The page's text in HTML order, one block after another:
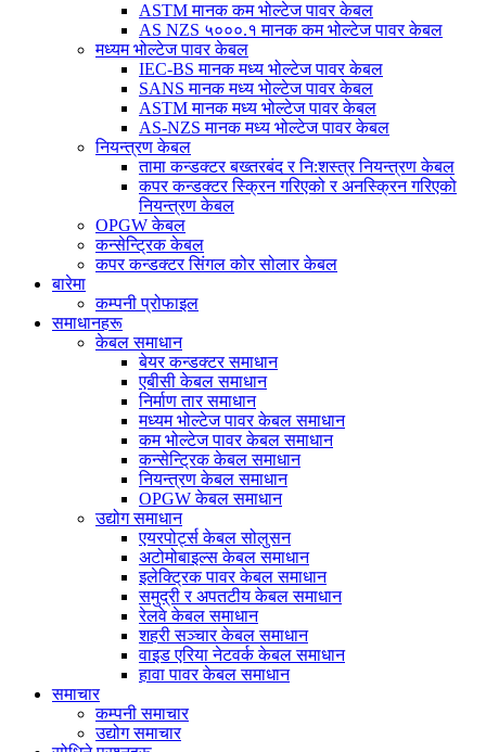
ASTM मानक कम भोल्टेज पावर केबल
AS NZS ५०००.१ मानक कम भोल्टेज पावर केबल
मध्यम भोल्टेज पावर केबल
IEC-BS मानक मध्य भोल्टेज पावर केबल
SANS मानक मध्य भोल्टेज पावर केबल
ASTM मानक मध्य भोल्टेज पावर केबल
AS-NZS मानक मध्य भोल्टेज पावर केबल
नियन्त्रण केबल
तामा कन्डक्टर बख्तरबंद र नि:शस्त्र नियन्त्रण केबल
कपर कन्डक्टर स्क्रिन गरिएको र अनस्क्रिन गरिएको
नियन्त्रण केबल
OPGW केबल
कन्सेन्ट्रिक केबल
कपर कन्डक्टर सिंगल कोर सोलार केबल
बारेमा
कम्पनी प्रोफाइल
समाधानहरू
केबल समाधान
बेयर कन्डक्टर समाधान
एबीसी केबल समाधान
निर्माण तार समाधान
मध्यम भोल्टेज पावर केबल समाधान
कम भोल्टेज पावर केबल समाधान
कन्सेन्ट्रिक केबल समाधान
नियन्त्रण केबल समाधान
OPGW केबल समाधान
उद्योग समाधान
एयरपोर्ट्स केबल सोलुसन
अटोमोबाइल्स केबल समाधान
इलेक्ट्रिक पावर केबल समाधान
समुद्री र अपतटीय केबल समाधान
रेलवे केबल समाधान
शहरी सञ्चार केबल समाधान
वाइड एरिया नेटवर्क केबल समाधान
हावा पावर केबल समाधान
समाचार
कम्पनी समाचार
उद्योग समाचार